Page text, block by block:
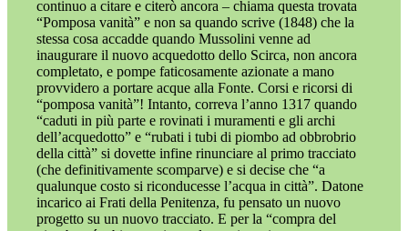
continuo a citare e citerò ancora – chiama questa trovata
“Pomposa vanità” e non sa quando scrive (1848) che la
stessa cosa accadde quando Mussolini venne ad
inaugurare il nuovo acquedotto dello Scirca, non ancora
completato, e pompe faticosamente azionate a mano
provvidero a portare acque alla Fonte. Corsi e ricorsi di
“pomposa vanità”! Intanto, correva l’anno 1317 quando
“caduti in più parte e rovinati i muramenti e gli archi
dell’acquedotto” e “rubati i tubi di piombo ad obbrobrio
della città” si dovette infine rinunciare al primo tracciato
(che definitivamente scomparve) e si decise che “a
qualunque costo si riconducesse l’acqua in città”. Datone
incarico ai Frati della Penitenza, fu pensato un nuovo
progetto su un nuovo tracciato. E per la “compra del